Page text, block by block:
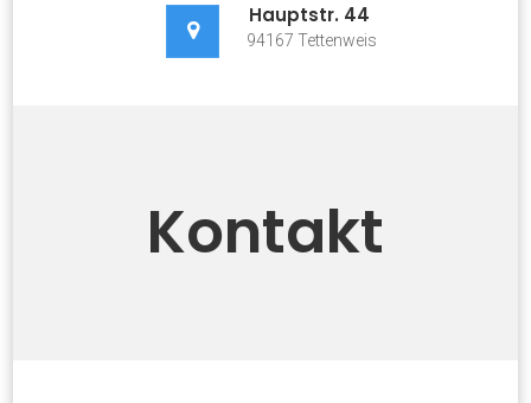
Hauptstr. 44
94167 Tettenweis
Kontakt